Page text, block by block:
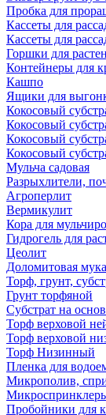
Пробка для
Кассеты для
Кассеты для
Горшки для
Контейнеры для
Кашпо
Ящики для
Кокосовый
Кокосовый
Кокосовый
Кокосовый
Мульча садовая
Разрыхлители,
Агроперлит
Вермикулит
Кора для
Гидрогель для
Цеолит
Доломитовая мука
Торф, грунт,
Грунт торфяной
Субстрат на
Торф верховой
Торф верховой
Торф Низинный
Пленка для
Микрополив,
Пробойники для